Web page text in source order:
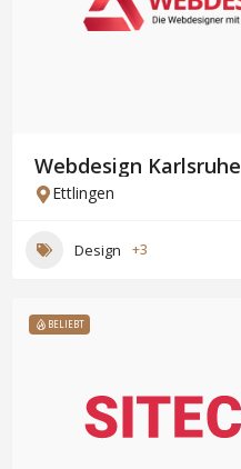
Webdesign Karlsruhe
Ettlingen
Design +3
BELIEBT